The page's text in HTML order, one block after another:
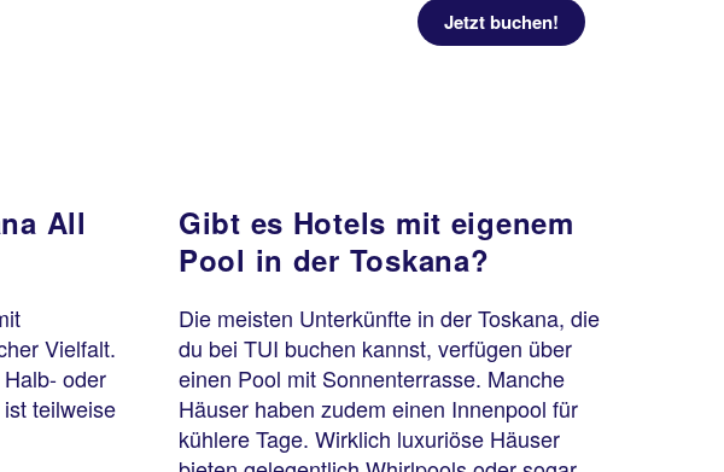
Jetzt buchen!
All
Vielfalt.
oder
teilweise
Gibt es Hotels mit eigenem
Pool in der Toskana?
Die meisten Unterkünfte in der Toskana, die
du bei TUI buchen kannst, verfügen über
einen Pool mit Sonnenterrasse. Manche
Häuser haben zudem einen Innenpool für
kühlere Tage. Wirklich luxuriöse Häuser